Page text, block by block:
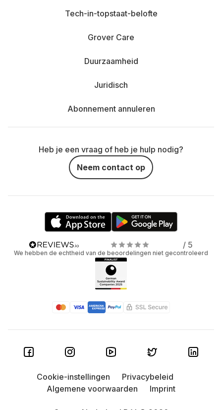
Tech-in-topstaat-belofte
Grover Care
Duurzaamheid
Juridisch
Abonnement annuleren
Heb je een vraag of heb je hulp nodig?
Neem contact op
/ 5
We hebben de echtheid van de beoordelingen niet gecontroleerd
Cookie-instellingen
Privacybeleid
Algemene voorwaarden
Imprint